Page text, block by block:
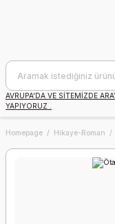
AVRUPA'DA VE SİTEMİZDE
YAPIYORUZ .
Homepage Hikaye-Roman